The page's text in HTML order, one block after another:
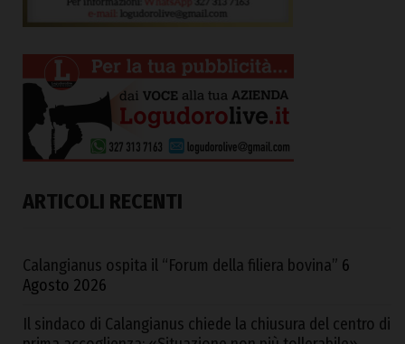
ARTICOLI RECENTI
Calangianus ospita il “Forum della filiera bovina” 6
Agosto 2026
Il sindaco di Calangianus chiede la chiusura del centro di